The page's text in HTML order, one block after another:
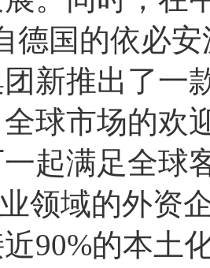
德国的依必
新推出了一
球市场的欢
起满足全球
领域的外资
90%的本土